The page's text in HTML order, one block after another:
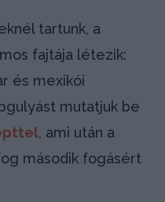
tartunk, a
fajtája létezik:
és mexikói
mutatjuk be
, ami után a
második fogásért